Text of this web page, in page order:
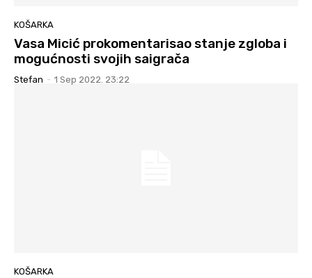
KOŠARKA
Vasa Micić prokomentarisao stanje zgloba i
mogućnosti svojih saigrača
Stefan - 1 Sep 2022. 23:22
KOŠARKA